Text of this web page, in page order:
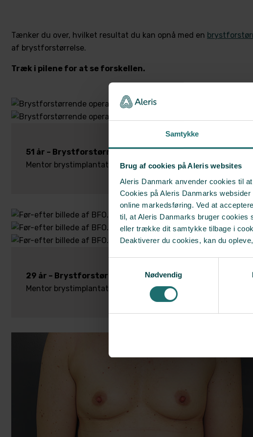
Samtykke
Brug af cookies på Aleris websites
Aleris Danmark anvender cookies til
Cookies på Aleris Danmarks
online markedsføring. Ved at
til, at Aleris Danmarks bruger
eller trække dit samtykke tilbage i
Deaktiverer du cookies, kan du
Nødvendig
Tænker du over, hvilket resultat du kan opnå med en
af brystforstørrelse.
Træk i pilene for at se forskellen.
51 år – Brystforstørrelse
Mentor brystimplantat, 440 ml, dråbeformet implantat med
29 år – Brystforstørrelse
Mentor brystimplantat, 500 ml, rundt implantat med høj